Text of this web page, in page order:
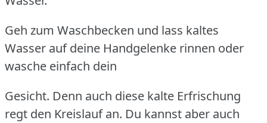
Geh zum Waschbecken und lass kaltes
Wasser auf deine Handgelenke rinnen oder
wasche einfach dein
Gesicht. Denn auch diese kalte Erfrischung
regt den Kreislauf an. Du kannst aber auch